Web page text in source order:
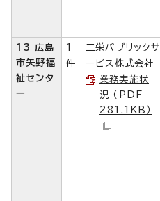
13 広島
市矢野福
祉センタ
ー
1
件
三栄パブリックサ
ービス株式会社
業務実施状
況 （PDF
281.1KB）